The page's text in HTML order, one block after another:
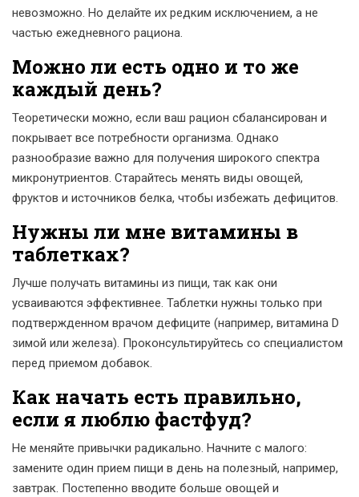
невозможно. Но делайте их редким исключением, а не
частью ежедневного рациона.
Можно ли есть одно и то же
каждый день?
Теоретически можно, если ваш рацион сбалансирован и
покрывает все потребности организма. Однако
разнообразие важно для получения широкого спектра
микронутриентов. Старайтесь менять виды овощей,
фруктов и источников белка, чтобы избежать дефицитов.
Нужны ли мне витамины в
таблетках?
Лучше получать витамины из пищи, так как они
усваиваются эффективнее. Таблетки нужны только при
подтвержденном врачом дефиците (например, витамина D
зимой или железа). Проконсультируйтесь со специалистом
перед приемом добавок.
Как начать есть правильно,
если я люблю фастфуд?
Не меняйте привычки радикально. Начните с малого:
замените один прием пищи в день на полезный, например,
завтрак. Постепенно вводите больше овощей и